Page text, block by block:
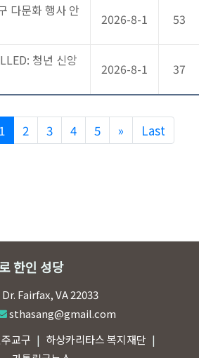
다문화 행사 안
2026-8-1 53
청년 신앙
2026-8-1 37
1 2 3 4 5 » NextLast
한인 성당
Fairfax, VA 22033
sthasang@gmail.com
교구
하상카리타스 복지재단